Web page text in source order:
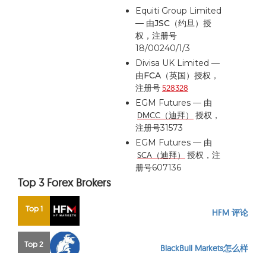
Equiti Group Limited
— 由JSC（约旦） 授
权，注册号
18/00240/1/3
Divisa UK Limited —
由FCA（英国） 授权，
注册号528328
EGM Futures — 由
DMCC（迪拜）
授权，
注册号31573
EGM Futures — 由
SCA（迪拜）
授权，注
册号607136
Top 3 Forex Brokers
Top 1 HFM 评论
Top 2 BlackBull Markets怎么样